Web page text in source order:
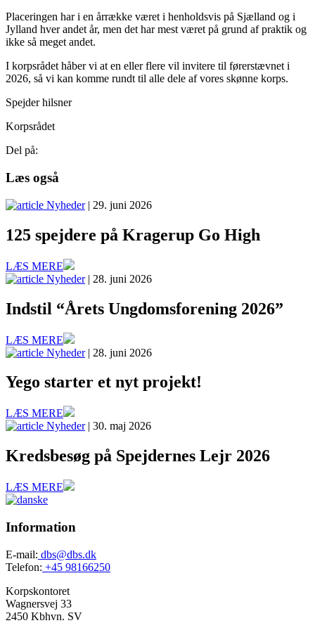
Placeringen har i en årrække været i henholdsvis på Sjælland og i
Jylland hver andet år, men det har mest været på grund af praktik og
ikke så meget andet.
I korpsrådet håber vi at en eller flere vil invitere til førerstævnet i
2026, så vi kan komme rundt til alle dele af vores skønne korps.
Spejder hilsner
Korpsrådet
Del på:
Læs også
Nyheder| 29. juni 2026
125 spejdere på Kragerup Go High
LÆS MERE
Nyheder| 28. juni 2026
Indstil “Årets Ungdomsforening 2026”
LÆS MERE
Nyheder| 28. juni 2026
Yego starter et nyt projekt!
LÆS MERE
Nyheder| 30. maj 2026
Kredsbesøg på Spejdernes Lejr 2026
LÆS MERE
Information
E-mail: dbs@dbs.dk
Telefon: +45 98166250
Korpskontoret
Wagnersvej 33
2450 Kbhvn. SV